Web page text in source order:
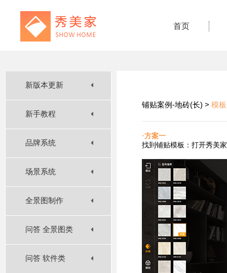
首页
新版本更新
新手教程
品牌系统
场景系统
全景图制作
问答 全景图类
问答 软件类
铺贴案例-地砖(长) > 模
·方案一
找到铺贴模板：打开秀美